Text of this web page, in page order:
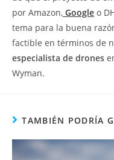
por Amazon, Google o
tema para la buena
factible en términos de
especialista de drones
Wyman.
TAMBIÉN PODRÍA